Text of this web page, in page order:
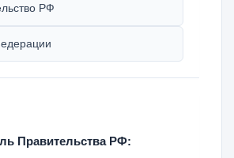
РФ
Правительства РФ: